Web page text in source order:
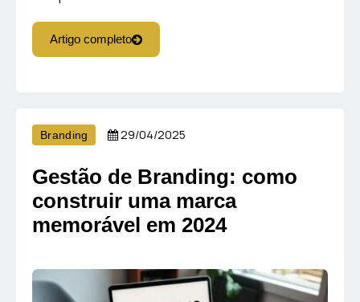
Artigo completo
Branding 29/04/2025
Gestão de Branding: como
construir uma marca
memorável em 2024